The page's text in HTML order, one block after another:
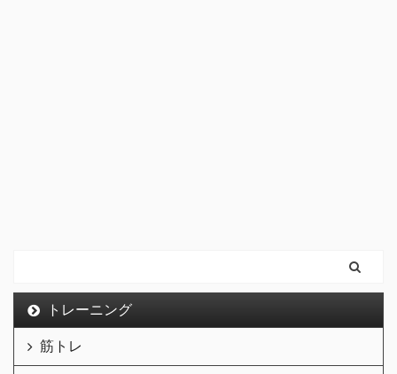
トレーニング
筋トレ